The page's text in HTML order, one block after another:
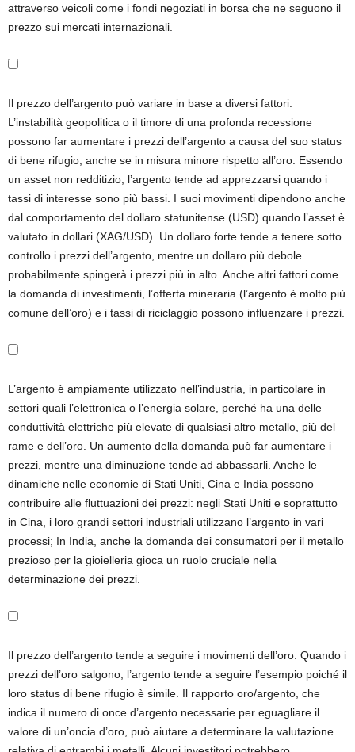
attraverso veicoli come i fondi negoziati in borsa che ne seguono il
prezzo sui mercati internazionali.
Il prezzo dell’argento può variare in base a diversi fattori.
L’instabilità geopolitica o il timore di una profonda recessione
possono far aumentare i prezzi dell’argento a causa del suo status
di bene rifugio, anche se in misura minore rispetto all’oro. Essendo
un asset non redditizio, l’argento tende ad apprezzarsi quando i
tassi di interesse sono più bassi. I suoi movimenti dipendono anche
dal comportamento del dollaro statunitense (USD) quando l’asset è
valutato in dollari (XAG/USD). Un dollaro forte tende a tenere sotto
controllo i prezzi dell’argento, mentre un dollaro più debole
probabilmente spingerà i prezzi più in alto. Anche altri fattori come
la domanda di investimenti, l’offerta mineraria (l’argento è molto più
comune dell’oro) e i tassi di riciclaggio possono influenzare i prezzi.
L’argento è ampiamente utilizzato nell’industria, in particolare in
settori quali l’elettronica o l’energia solare, perché ha una delle
conduttività elettriche più elevate di qualsiasi altro metallo, più del
rame e dell’oro. Un aumento della domanda può far aumentare i
prezzi, mentre una diminuzione tende ad abbassarli. Anche le
dinamiche nelle economie di Stati Uniti, Cina e India possono
contribuire alle fluttuazioni dei prezzi: negli Stati Uniti e soprattutto
in Cina, i loro grandi settori industriali utilizzano l’argento in vari
processi; In India, anche la domanda dei consumatori per il metallo
prezioso per la gioielleria gioca un ruolo cruciale nella
determinazione dei prezzi.
Il prezzo dell’argento tende a seguire i movimenti dell’oro. Quando i
prezzi dell’oro salgono, l’argento tende a seguire l’esempio poiché il
loro status di bene rifugio è simile. Il rapporto oro/argento, che
indica il numero di once d’argento necessarie per eguagliare il
valore di un’oncia d’oro, può aiutare a determinare la valutazione